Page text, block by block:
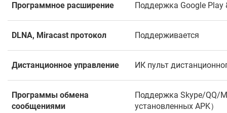
Программное расширение Поддержка Google Play
DLNA, Miracast протокол Поддерживается
Дистанционное управление ИК пульт
Программы обмена
сообщениями
Поддержка Skype/QQ/
установленных APK）